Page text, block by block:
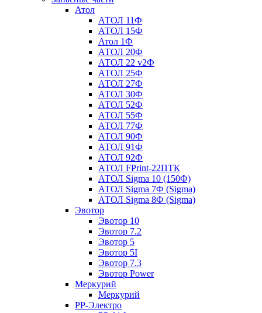
Атол
АТОЛ 11Ф
АТОЛ 15Ф
Атол 1Ф
АТОЛ 20Ф
АТОЛ 22 v2Ф
АТОЛ 25Ф
АТОЛ 27Ф
АТОЛ 30Ф
АТОЛ 52Ф
АТОЛ 55Ф
АТОЛ 77Ф
АТОЛ 90Ф
АТОЛ 91Ф
АТОЛ 92Ф
АТОЛ FPrint-22ПТК
АТОЛ Sigma 10 (150Ф)
АТОЛ Sigma 7Ф (Sigma)
АТОЛ Sigma 8Ф (Sigma)
Эвотор
Эвотор 10
Эвотор 7.2
Эвотор 5
Эвотор 5I
Эвотор 7.3
Эвотор Power
Меркурий
Меркурий
РР-Электро